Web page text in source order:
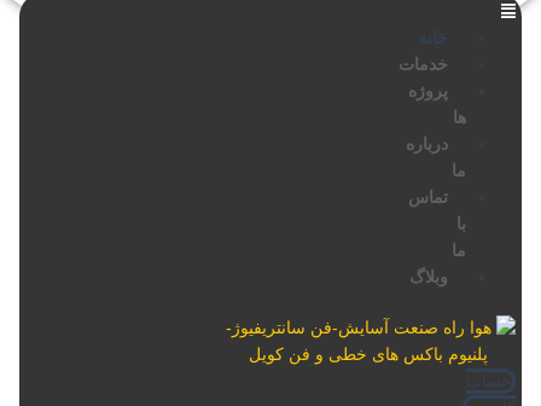
خانه
خدمات
پروژه
ها
درباره
ما
تماس
ما
وبلاگ
حساب